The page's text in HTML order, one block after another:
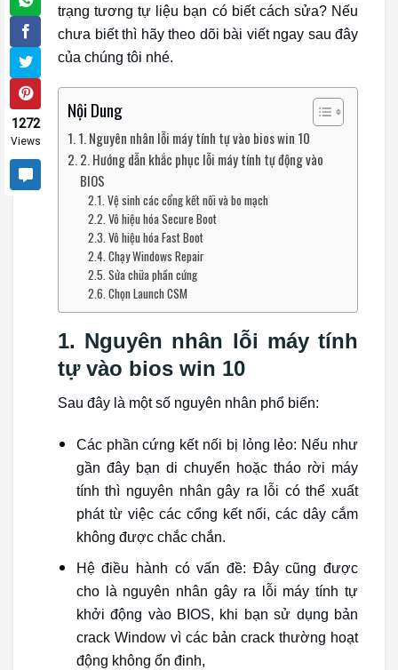
1272
Views
trạng tương tự liệu bạn có biết cách sửa? Nếu
chưa biết thì hãy theo dõi bài viết ngay sau đây
của chúng tôi nhé.
Nội Dung
1. Nguyên nhân lỗi máy tính tự vào bios win 10
2. Hướng dẫn khắc phục lỗi máy tính tự động vào
BIOS
Vệ sinh các cổng kết nối và bo mạch
Vô hiệu hóa Secure Boot
Vô hiệu hóa Fast Boot
Chạy Windows Repair
Sửa chữa phần cứng
Chọn Launch CSM
1. Nguyên nhân lỗi máy tính
tự vào bios win 10
Sau đây là một số nguyên nhân phổ biến:
Các phần cứng kết nối bị lỏng lẻo: Nếu như
gần đây bạn di chuyển hoặc tháo rời máy
tính thì nguyên nhân gây ra lỗi có thể xuất
phát từ việc các cổng kết nối, các dây cắm
không được chắc chắn.
Hệ điều hành có vấn đề: Đây cũng được
cho là nguyên nhân gây ra lỗi máy tính tự
khởi động vào BIOS, khi bạn sử dụng bản
crack Window vì các bản crack thường hoạt
động không ổn đinh,